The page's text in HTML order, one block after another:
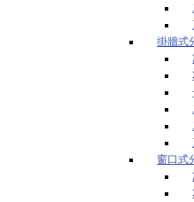
掛牆式
窗口式